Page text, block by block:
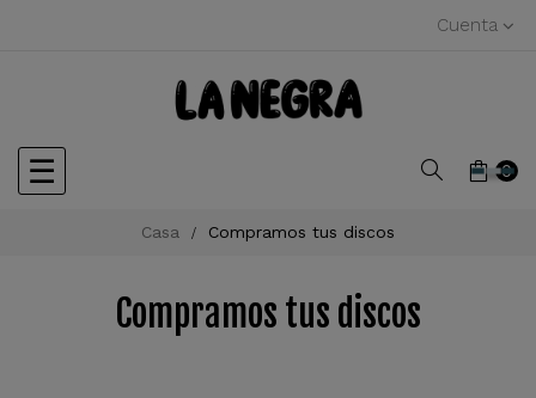
Cuenta
Navegación
☰ 0
Casa Compramos tus discos
Compramos tus discos